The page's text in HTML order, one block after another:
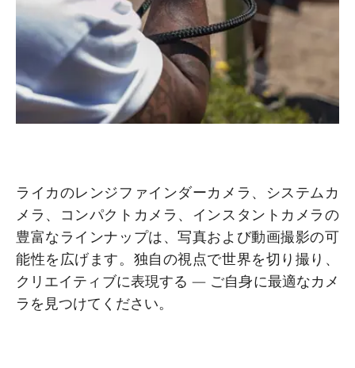
ライカのレンジファインダーカメラ、システムカ
メラ、コンパクトカメラ、インスタントカメラの
豊富なラインナップは、写真および動画撮影の可
能性を広げます。独自の視点で世界を切り撮り、
クリエイティブに表現する ― ご自身に最適なカメ
ラを見つけてください。